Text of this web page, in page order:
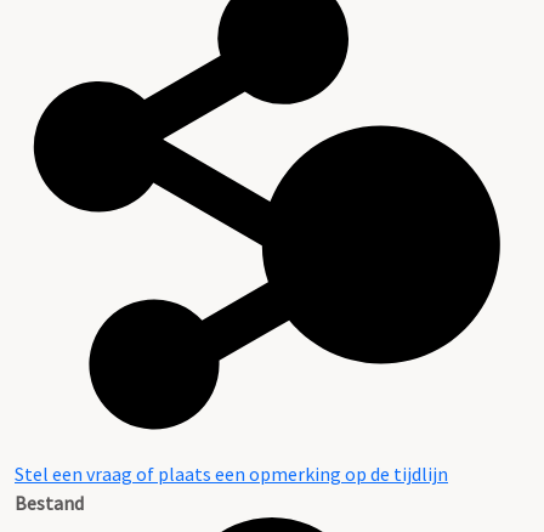
Stel een vraag of plaats een opmerking op de tijdlijn
Bestand